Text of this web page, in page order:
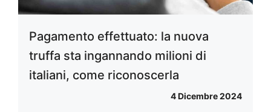
Pagamento effettuato: la nuova
truffa sta ingannando milioni di
italiani, come riconoscerla
4 Dicembre 2024